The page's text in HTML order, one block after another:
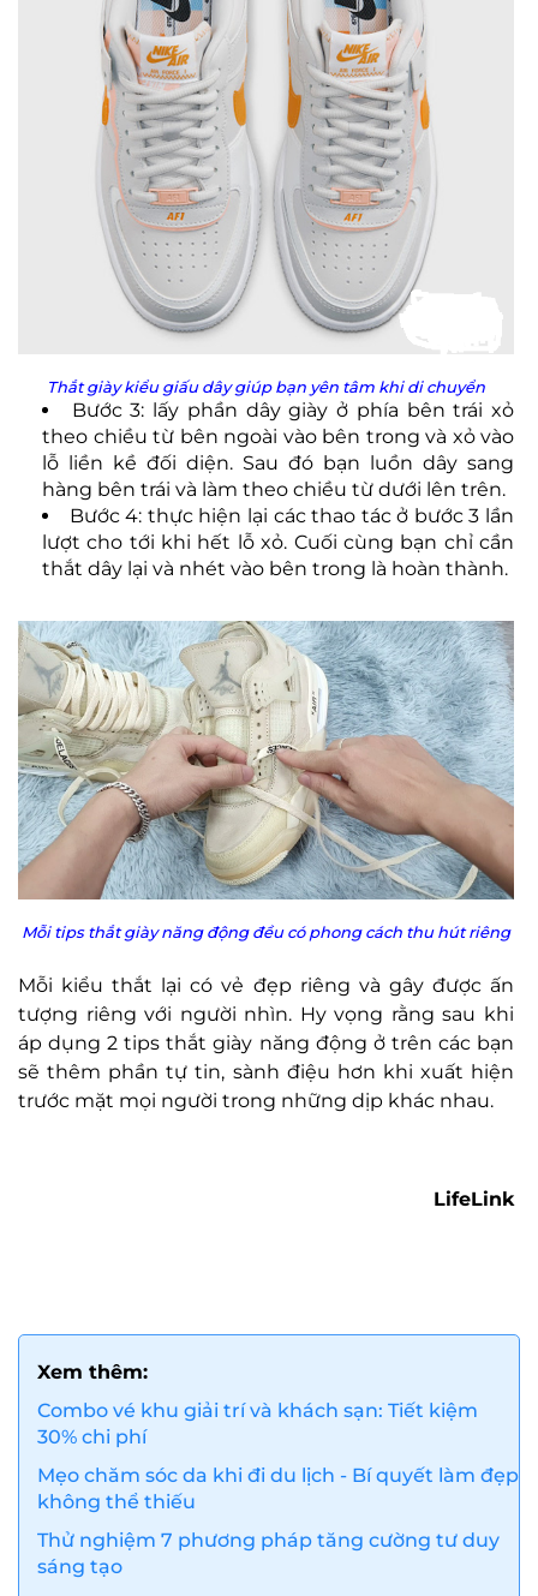
Thắt giày kiểu giấu dây giúp bạn yên tâm khi di chuyển
Bước 3: lấy phần dây giày ở phía bên trái xỏ
theo chiều từ bên ngoài vào bên trong và xỏ vào
lỗ liền kề đối diện. Sau đó bạn luồn dây sang
hàng bên trái và làm theo chiều từ dưới lên trên.
Bước 4: thực hiện lại các thao tác ở bước 3 lần
lượt cho tới khi hết lỗ xỏ. Cuối cùng bạn chỉ cần
thắt dây lại và nhét vào bên trong là hoàn thành.
Mỗi tips thắt giày năng động đều có phong cách thu hút riêng
Mỗi kiểu thắt lại có vẻ đẹp riêng và gây được ấn
tượng riêng với người nhìn. Hy vọng rằng sau khi
áp dụng 2 tips thắt giày năng động ở trên các bạn
sẽ thêm phần tự tin, sành điệu hơn khi xuất hiện
trước mặt mọi người trong những dịp khác nhau.
LifeLink
Xem thêm:
Combo vé khu giải trí và khách sạn: Tiết kiệm
30% chi phí
Mẹo chăm sóc da khi đi du lịch - Bí quyết làm đẹp
không thể thiếu
Thử nghiệm 7 phương pháp tăng cường tư duy
sáng tạo